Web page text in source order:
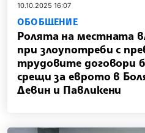
10.10.2025 16:07
ОБОБЩЕНИЕ
Ролята на местната
при злоупотреби с
трудовите договори
срещи за еврото в
Девин и Павликени